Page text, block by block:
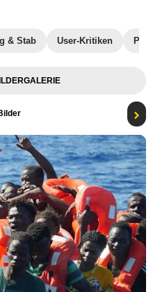
& Stab User-Kritiken